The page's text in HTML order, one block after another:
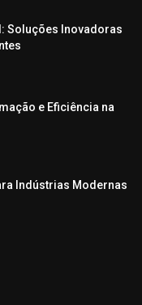
Soluções Inovadoras
e Eficiência na
Indústrias Modernas